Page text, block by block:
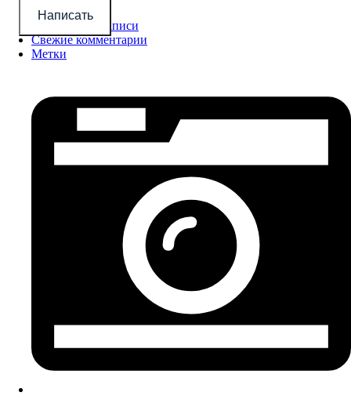
Написать
Новые записи
Популярные записи
Свежие комментарии
Метки